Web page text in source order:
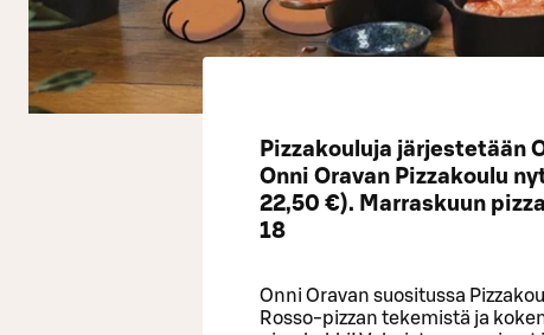
Pizzakouluja järjestetään
Onni Oravan Pizzakoulu
22,50 €). Marraskuun
18
Onni Oravan suositussa
Rosso-pizzan tekemistä ja